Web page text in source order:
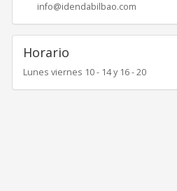
info@idendabilbao.com
Horario
Lunes viernes 10 - 14 y 16 - 20